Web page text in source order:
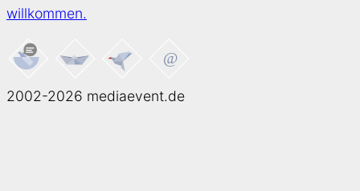
willkommen.
2002-2026 mediaevent.de